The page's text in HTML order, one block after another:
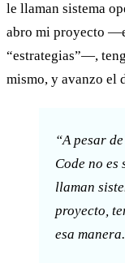
le llaman sistema
abro mi proyecto
“estrategias”—,
mismo, y avanzo el
“A pesar
Code no
llaman
proyecto,
esa